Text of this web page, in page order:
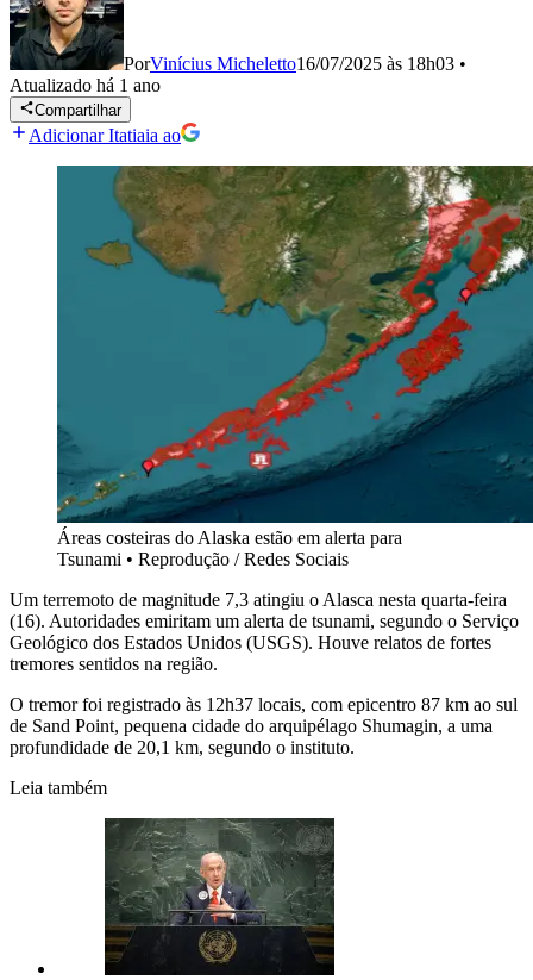
PorVinícius Micheletto16/07/2025 às 18h03 •
Atualizado há 1 ano
Compartilhar
Adicionar Itatiaia ao
Áreas costeiras do Alaska estão em alerta para
Tsunami • Reprodução / Redes Sociais
Um terremoto de magnitude 7,3 atingiu o Alasca nesta quarta-feira
(16). Autoridades emiritam um alerta de tsunami, segundo o Serviço
Geológico dos Estados Unidos (USGS). Houve relatos de fortes
tremores sentidos na região.
O tremor foi registrado às 12h37 locais, com epicentro 87 km ao sul
de Sand Point, pequena cidade do arquipélago Shumagin, a uma
profundidade de 20,1 km, segundo o instituto.
Leia também